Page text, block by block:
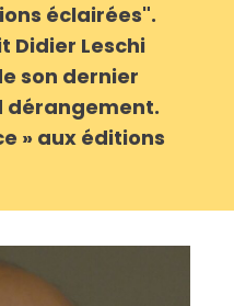
éclairées".
Didier Leschi
son dernier
dérangement.
» aux éditions